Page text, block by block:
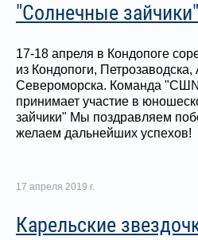
"Солнечные зайчики"
17-18 апреля в Кондопоге
из Кондопоги, Петрозаводска,
Североморска. Команда
принимает участие в
зайчики" Мы поздравляем
желаем дальнейших успехов!
17 апреля 2019 г.
Карельские